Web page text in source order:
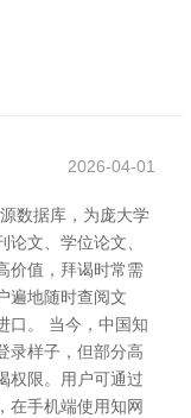
2026-04-01
数据库，为庞大学
文、学位论文、
价值，拜谒时常需
遍地随时查阅文
口。 当今，中国知
录样子，但部分高
权限。用户可通过
在手机端使用知网